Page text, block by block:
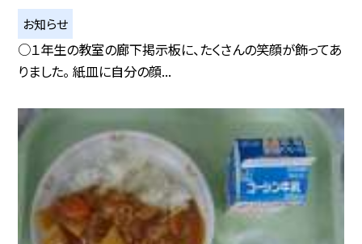
お知らせ
○１年生の教室の廊下掲示板に、たくさんの笑顔が飾ってあ
りました。 紙皿に自分の顔...